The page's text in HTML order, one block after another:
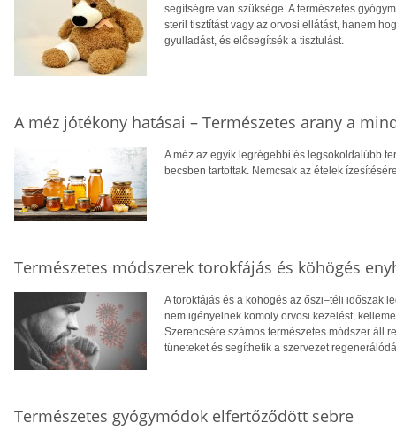
segítségre van szüksége. A természetes
steril tisztítást vagy az orvosi ellátást, hanem
gyulladást, és elősegítsék a tisztulást.
A méz jótékony hatásai – Természetes arany a
A méz az egyik legrégebbi és legsokoldalúbb
becsben tartottak. Nemcsak az ételek
Természetes módszerek torokfájás és köhögés
A torokfájás és a köhögés az őszi–téli időszak
nem igényelnek komoly orvosi kezelést,
Szerencsére számos természetes módszer áll
tüneteket és segíthetik a szervezet
Természetes gyógymódok elfertőződött sebre